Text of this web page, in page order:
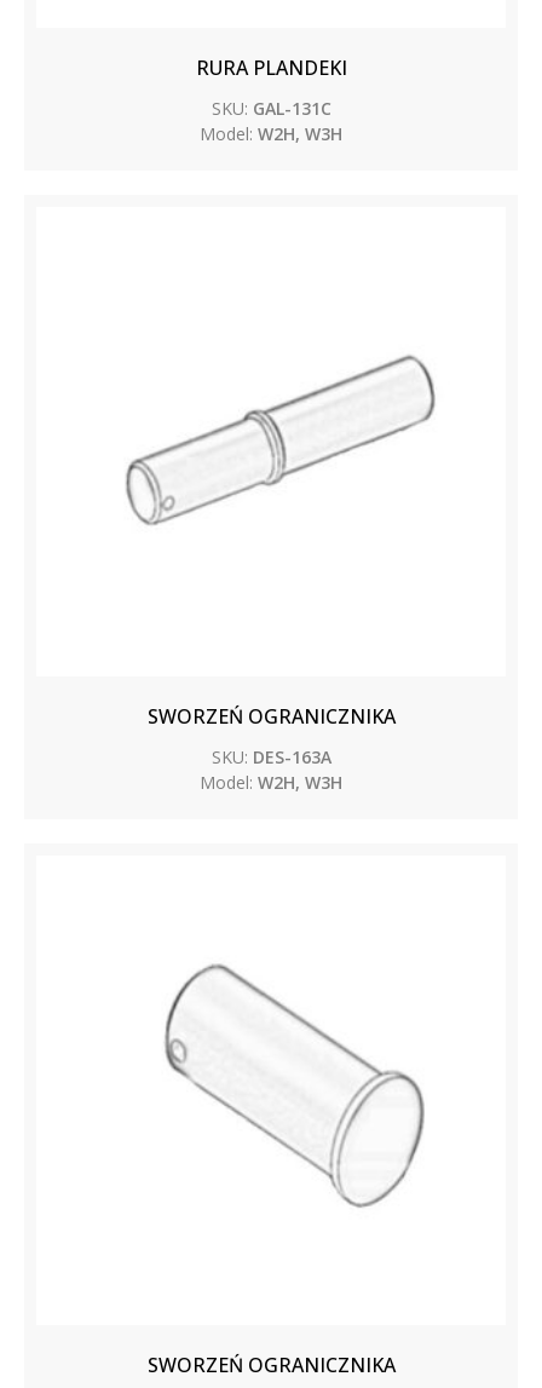
RURA PLANDEKI
SKU: GAL-131C
Model: W2H, W3H
SWORZEŃ OGRANICZNIKA
SKU: DES-163A
Model: W2H, W3H
SWORZEŃ OGRANICZNIKA